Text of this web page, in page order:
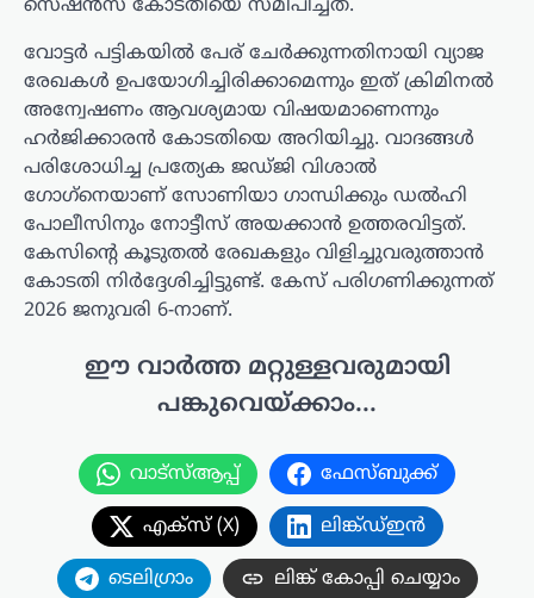
സെഷൻസ് കോടതിയെ സമീപിച്ചത്.
വോട്ടർ പട്ടികയിൽ പേര് ചേർക്കുന്നതിനായി വ്യാജ
രേഖകൾ ഉപയോഗിച്ചിരിക്കാമെന്നും ഇത് ക്രിമിനൽ
അന്വേഷണം ആവശ്യമായ വിഷയമാണെന്നും
ഹർജിക്കാരൻ കോടതിയെ അറിയിച്ചു. വാദങ്ങൾ
പരിശോധിച്ച പ്രത്യേക ജഡ്ജി വിശാൽ
ഗോഗ്‌നെയാണ് സോണിയാ ഗാന്ധിക്കും ഡൽഹി
പോലീസിനും നോട്ടീസ് അയക്കാൻ ഉത്തരവിട്ടത്.
കേസിന്റെ കൂടുതൽ രേഖകളും വിളിച്ചുവരുത്താൻ
കോടതി നിർദ്ദേശിച്ചിട്ടുണ്ട്. കേസ് പരിഗണിക്കുന്നത്
2026 ജനുവരി 6-നാണ്.
ഈ വാർത്ത മറ്റുള്ളവരുമായി
പങ്കുവെയ്ക്കാം...
വാട്സ്ആപ്പ് ഫേസ്ബുക്ക്
എക്സ് (X) ലിങ്ക്ഡ്ഇൻ
ടെലിഗ്രാം ലിങ്ക് കോപ്പി ചെയ്യാം